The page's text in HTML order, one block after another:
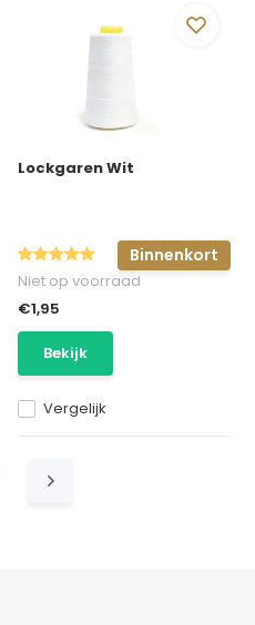
Lockgaren Wit
Binnenkort
Vergelijk
Niet op voorraad
€1,95
Bekijk